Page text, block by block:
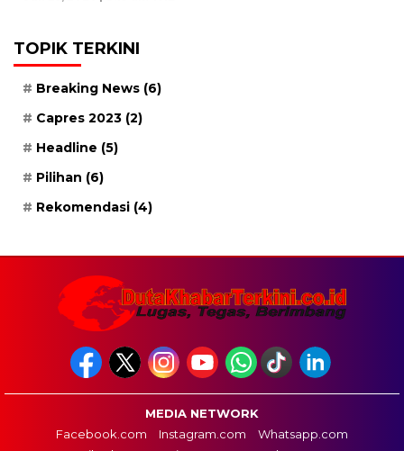
TOPIK TERKINI
Breaking News (6)
Capres 2023 (2)
Headline (5)
Pilihan (6)
Rekomendasi (4)
MEDIA NETWORK
Facebook.com
Instagram.com
Whatsapp.com